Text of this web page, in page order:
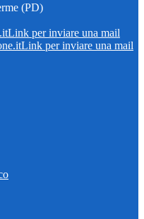
(PD)
Link per inviare una mail
Link per inviare una mail